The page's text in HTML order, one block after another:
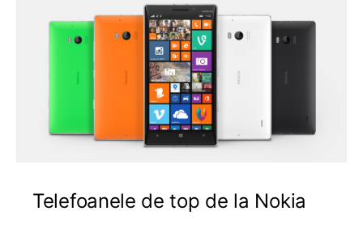
Telefoanele de top de la Nokia